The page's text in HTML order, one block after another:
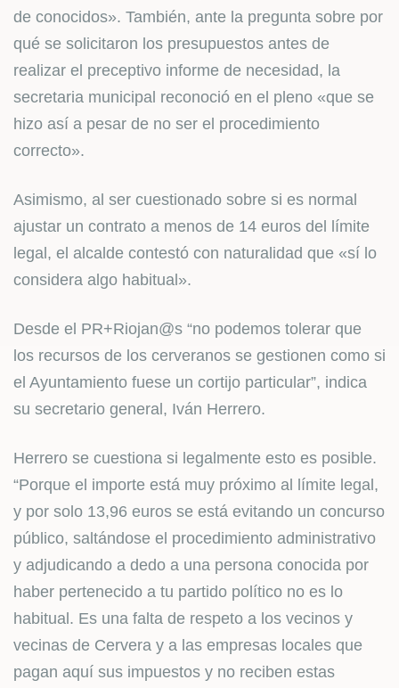
de conocidos». También, ante la pregunta sobre por
qué se solicitaron los presupuestos antes de
realizar el preceptivo informe de necesidad, la
secretaria municipal reconoció en el pleno «que se
hizo así a pesar de no ser el procedimiento
correcto».
Asimismo, al ser cuestionado sobre si es normal
ajustar un contrato a menos de 14 euros del límite
legal, el alcalde contestó con naturalidad que «sí lo
considera algo habitual».
Desde el PR+Riojan@s “no podemos tolerar que
los recursos de los cerveranos se gestionen como si
el Ayuntamiento fuese un cortijo particular”, indica
su secretario general, Iván Herrero.
Herrero se cuestiona si legalmente esto es posible.
“Porque el importe está muy próximo al límite legal,
y por solo 13,96 euros se está evitando un concurso
público, saltándose el procedimiento administrativo
y adjudicando a dedo a una persona conocida por
haber pertenecido a tu partido político no es lo
habitual. Es una falta de respeto a los vecinos y
vecinas de Cervera y a las empresas locales que
pagan aquí sus impuestos y no reciben estas